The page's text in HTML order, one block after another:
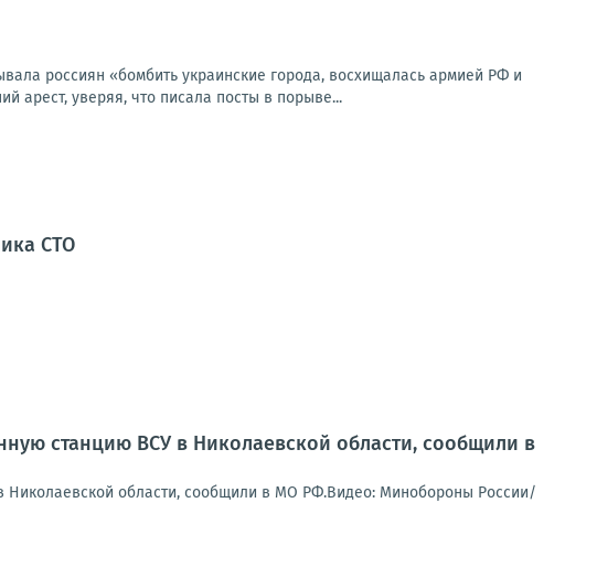
россиян «бомбить украинские города, восхищалась армией РФ и
арест, уверяя, что писала посты в порыве...
СТО
станцию ВСУ в Николаевской области, сообщили в
области, сообщили в МО РФ.Видео: Минобороны России/